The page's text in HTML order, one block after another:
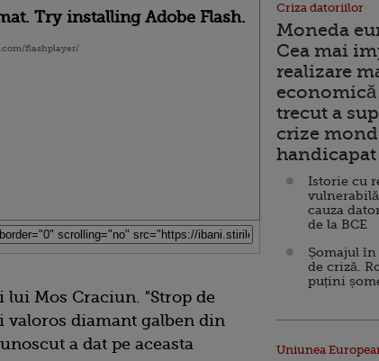
Try installing Adobe Flash.
flashplayer/
Mos Craciun. "Strop de
valoros diamant galben din
a dat pe aceasta
Criza datoriilor
Moneda
Cea mai
realizare
trecut a
crize
Istorie cu
cauza
de la BCE
Șomajul
de criză.
puțini
Uniunea